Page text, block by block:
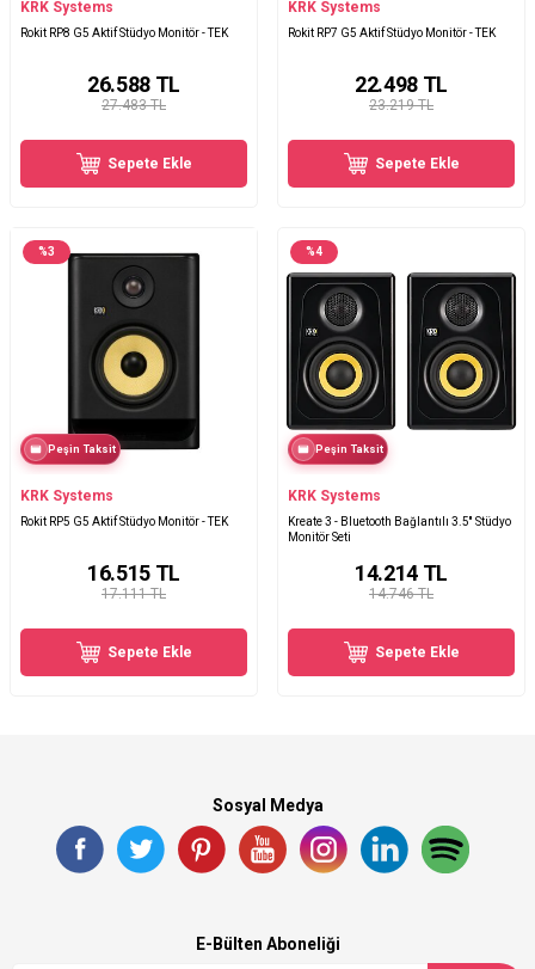
KRK Systems
Rokit RP8 G5 Aktif Stüdyo Monitör - TEK
27.483 TL
26.588TL
Sepete Ekle
KRK Systems
Rokit RP7 G5 Aktif Stüdyo Monitör - TEK
23.219 TL
22.498TL
Sepete Ekle
%3
Peşin Taksit
KRK Systems
Rokit RP5 G5 Aktif Stüdyo Monitör - TEK
17.111 TL
16.515TL
Sepete Ekle
%4
Peşin Taksit
KRK Systems
Kreate 3 - Bluetooth Bağlantılı 3.5'' Stüdyo
Monitör Seti
14.746 TL
14.214TL
Sepete Ekle
Sosyal Medya
E-Bülten Aboneliği